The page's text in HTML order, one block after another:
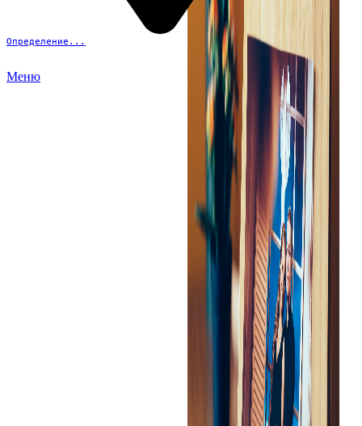
Определение...
Меню